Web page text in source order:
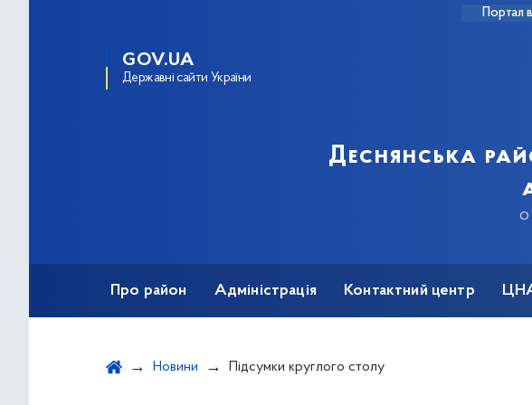
Портал
GOV.UA
Державні сайти України
Деснянська
Про район Адміністрація Контактний центр
Новини Підсумки круглого столу